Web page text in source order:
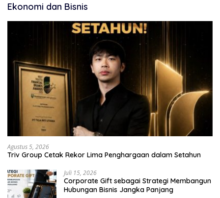
Ekonomi dan Bisnis
Agustus 5, 2026
Triv Group Cetak Rekor Lima Penghargaan dalam Setahun
Juli 15, 2026
Corporate Gift sebagai Strategi Membangun
Hubungan Bisnis Jangka Panjang